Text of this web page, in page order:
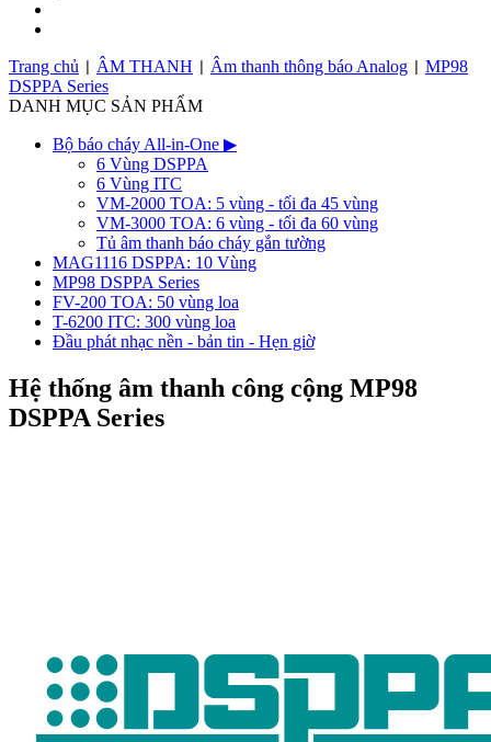
Trang chủ
ÂM THANH Âm thanh thông báo Analog
MP98
DSPPA Series
DANH MỤC SẢN PHẨM
Bộ báo cháy All-in-One ▶
6 Vùng DSPPA
6 Vùng ITC
VM-2000 TOA: 5 vùng - tối đa 45 vùng
VM-3000 TOA: 6 vùng - tối đa 60 vùng
Tủ âm thanh báo cháy gắn tường
MAG1116 DSPPA: 10 Vùng
MP98 DSPPA Series
FV-200 TOA: 50 vùng loa
T-6200 ITC: 300 vùng loa
Đầu phát nhạc nền - bản tin - Hẹn giờ
Hệ thống âm thanh công cộng MP98
DSPPA Series